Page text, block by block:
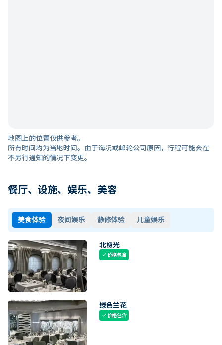
地图上的位置仅供参考。
所有时间均为当地时间。由于海况或邮轮公司原因，行程可能会在
不另行通知的情况下变更。
餐厅、设施、娱乐、美容
美食体验 夜间娱乐 静修体验 儿童娱乐
北极光
check价格包含
绿色兰花
check价格包含